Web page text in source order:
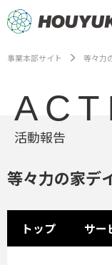
事業本部サイト 等々力
活動報告
等々力の家デ
トップ サー